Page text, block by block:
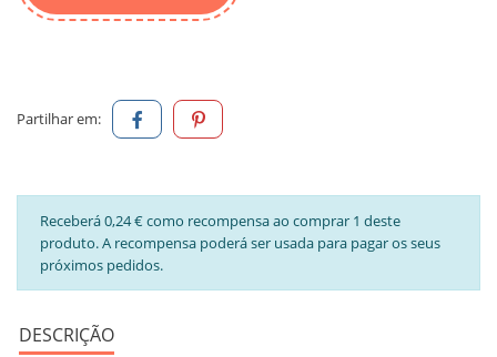
Partilhar em:
Receberá 0,24 € como recompensa ao comprar 1 deste
produto. A recompensa poderá ser usada para pagar os seus
próximos pedidos.
DESCRIÇÃO